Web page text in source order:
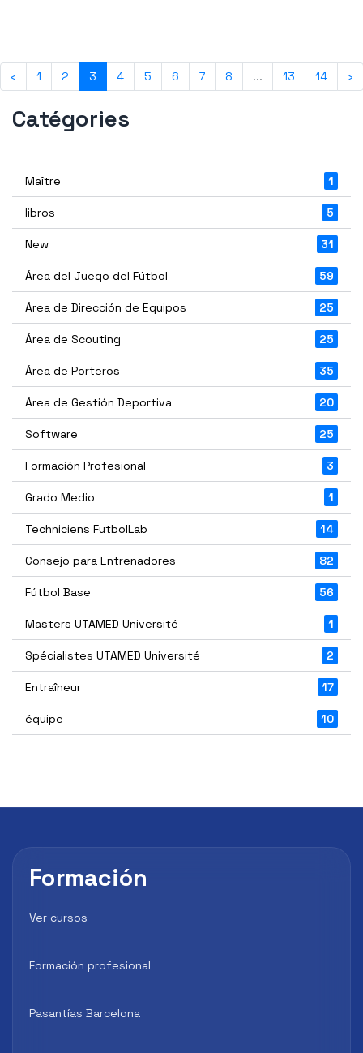
‹ 1 2 3 4 5 6 7 8 ... 13 14 ›
Catégories
Maître 1
libros 5
New 31
Área del Juego del Fútbol 59
Área de Dirección de Equipos 25
Área de Scouting 25
Área de Porteros 35
Área de Gestión Deportiva 20
Software 25
Formación Profesional 3
Grado Medio 1
Techniciens FutbolLab 14
Consejo para Entrenadores 82
Fútbol Base 56
Masters UTAMED Université 1
Spécialistes UTAMED Université 2
Entraîneur 17
équipe 10
Formación
Ver cursos
Formación profesional
Pasantías Barcelona